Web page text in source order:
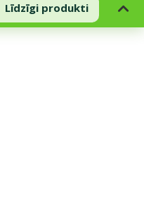
Līdzīgi produkti